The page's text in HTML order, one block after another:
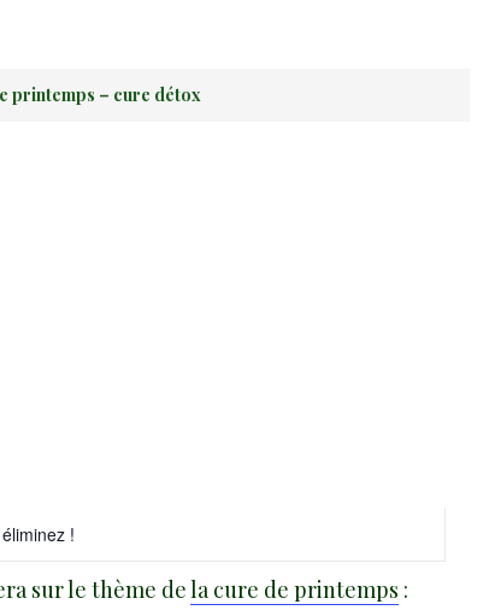
printemps – cure détox
!
sur le thème dela cure de printemps :